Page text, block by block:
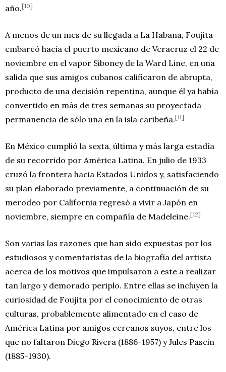
año.[10]
A menos de un mes de su llegada a La Habana, Foujita
embarcó hacia el puerto mexicano de Veracruz el 22 de
noviembre en el vapor Siboney de la Ward Line, en una
salida que sus amigos cubanos calificaron de abrupta,
producto de una decisión repentina, aunque él ya había
convertido en más de tres semanas su proyectada
permanencia de sólo una en la isla caribeña.[11]
En México cumplió la sexta, última y más larga estadía
de su recorrido por América Latina. En julio de 1933
cruzó la frontera hacia Estados Unidos y, satisfaciendo
su plan elaborado previamente, a continuación de su
merodeo por California regresó a vivir a Japón en
noviembre, siempre en compañía de Madeleine.[12]
Son varias las razones que han sido expuestas por los
estudiosos y comentaristas de la biografía del artista
acerca de los motivos que impulsaron a este a realizar
tan largo y demorado periplo. Entre ellas se incluyen la
curiosidad de Foujita por el conocimiento de otras
culturas, probablemente alimentado en el caso de
América Latina por amigos cercanos suyos, entre los
que no faltaron Diego Rivera (1886-1957) y Jules Pascin
(1885-1930).